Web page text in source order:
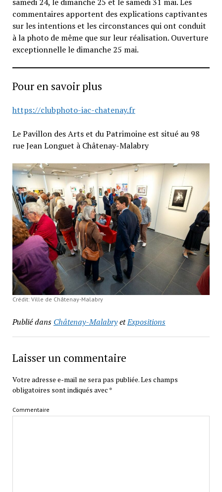
samedi 24, le dimanche 25 et le samedi 31 mai. Les
commentaires apportent des explications captivantes
sur les intentions et les circonstances qui ont conduit
à la photo de même que sur leur réalisation. Ouverture
exceptionnelle le dimanche 25 mai.
Pour en savoir plus
https://clubphoto-iac-chatenay.fr
Le Pavillon des Arts et du Patrimoine est situé au 98
rue Jean Longuet à Châtenay-Malabry
Crédit: Ville de Châtenay-Malabry
Publié dans Châtenay-MalabryetExpositions
Laisser un commentaire
Votre adresse e-mail ne sera pas publiée.Les champs
obligatoires sont indiqués avec *
Commentaire